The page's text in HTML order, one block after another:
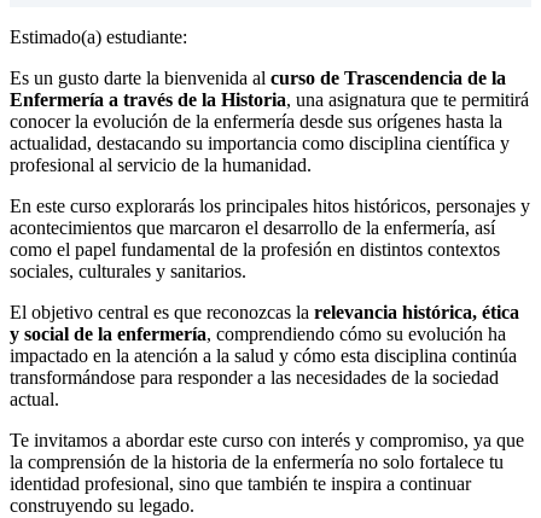
Estimado(a) estudiante:
Es un gusto darte la bienvenida al curso de Trascendencia de la
Enfermería a través de la Historia, una asignatura que te permitirá
conocer la evolución de la enfermería desde sus orígenes hasta la
actualidad, destacando su importancia como disciplina científica y
profesional al servicio de la humanidad.
En este curso explorarás los principales hitos históricos, personajes y
acontecimientos que marcaron el desarrollo de la enfermería, así
como el papel fundamental de la profesión en distintos contextos
sociales, culturales y sanitarios.
El objetivo central es que reconozcas la relevancia histórica, ética
y social de la enfermería, comprendiendo cómo su evolución ha
impactado en la atención a la salud y cómo esta disciplina continúa
transformándose para responder a las necesidades de la sociedad
actual.
Te invitamos a abordar este curso con interés y compromiso, ya que
la comprensión de la historia de la enfermería no solo fortalece tu
identidad profesional, sino que también te inspira a continuar
construyendo su legado.